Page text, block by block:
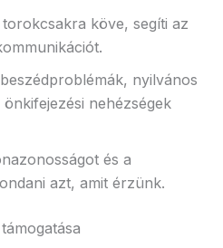
köve, segíti az
nyilvános
nehézségek
és a
azt, amit érzünk.